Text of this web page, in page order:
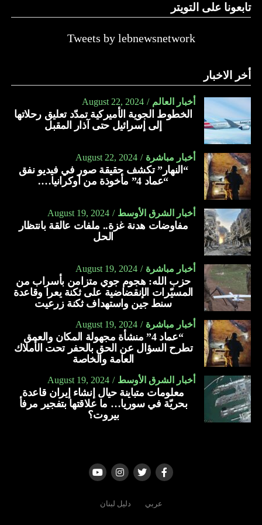
حيث يعدّ العسل بمثابة علاج لكل مرض. وفي الآتي فوائد عسل
يعالج النحافة بمساهمته في زيادة الوزن.
يحمي الجهاز الهضمي من الأمراض المختلفة.
يقلّل من آلام القولون العصبي.
يعالج الصداع.
يمدّ الجسم بالنشاط والطاقة والحيوية.
يسهّل عملية الولادة الطبيعية.
يعمل على تقوية العظام والأسنان.
يعالج الجروح.
يقلّل النزيف.
يحمي من فقر الدم خلال الحمل.
ينظّم مستوى ضغط الدم.
يعمل على تبطين المعدة.
يحمي من الإصابة بارتجاع المريء.
يعمل على تقوية جهاز المناعة.
يقلل من الإصابة بالالتهابات.
يخفف من أعراض البرد والإنفلونزا والسعال.
يساعد على ترطيب الحلق.
يعالج قرحة المعدة.
يخفّف من التهاب الجيوب الأنفية.
تابعونا على التويتر
Tweets by lebnewsnetwork
أخر الاخبار
أخبار العالم August 22, 2024
الخطوط الجوية الأميركية تمدّد تعليق رحلاتها
إلى إسرائيل حتى آذار المقبل
أخبار مباشرة August 22, 2024
“النهار” تكشف حقيقة صور في فيديو نفق
“عماد 4” مأخوذة من أوكرانيا….
أخبار الشرق الأوسط August 19, 2024
مفاوضات هدنة غزة.. ملفات عالقة بانتظار
الحل
أخبار مباشرة August 19, 2024
حزب الله: هجوم جوي متزامن بأسراب من
المسيّرات الإنقضاضية على ثكنة يعرا وقاعدة
سنط جين واستهداف ثكنة زرعيت
أخبار مباشرة August 19, 2024
“عماد 4” منشأة مجهولة المكان والعمق
تطرح السؤال عن الحق بالحفر تحت الأملاك
العامة والخاصة
أخبار الشرق الأوسط August 19, 2024
معلومات متباينة حيال إنشاء إيران قاعدة
بحريّة في سوريا… ما علاقتها بتفجير مرفأ
بيروت؟
عربي دليل لبنان